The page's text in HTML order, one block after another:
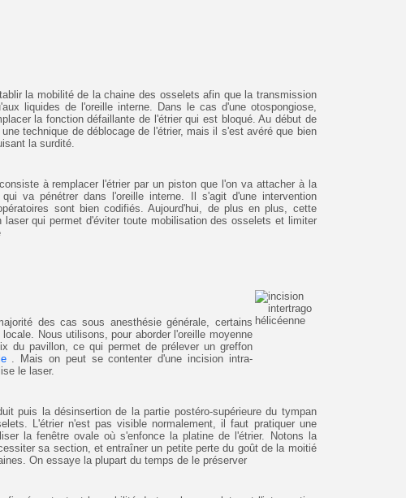
la mobilité de la chaine des osselets afin que la transmission
liquides de l'oreille interne. Dans le cas d'une otospongiose,
la fonction défaillante de l'étrier qui est bloqué. Au début de
technique de déblocage de l'étrier, mais il s'est avéré que bien
la surdité.
à remplacer l'étrier par un piston que l'on va attacher à la
va pénétrer dans l'oreille interne. Il s'agit d'une intervention
sont bien codifiés. Aujourd'hui, de plus en plus, cette
laser qui permet d'éviter toute mobilisation des osselets et limiter
des cas sous anesthésie générale, certains
Nous utilisons, pour aborder l'oreille moyenne
du pavillon, ce qui permet de prélever un greffon
. Mais on peut se contenter d'une incision intra-
le laser.
puis la désinsertion de la partie postéro-supérieure du tympan
L'étrier n'est pas visible normalement, il faut pratiquer une
la fenêtre ovale où s'enfonce la platine de l'étrier. Notons la
sa section, et entraîner un petite perte du goût de la moitié
On essaye la plupart du temps de le préserver